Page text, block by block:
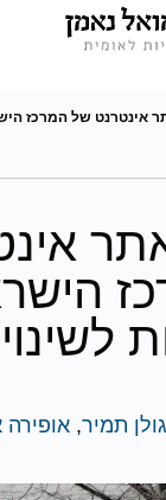
אינטרנט של המרכז
גולן תמיר, אופירה